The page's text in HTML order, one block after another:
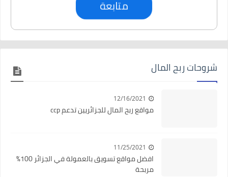
متابعة
شروحات ربح المال
12/16/2021
مواقع ربح المال للجزائريين تدعم ccp
11/25/2021
افضل مواقع تسويق بالعمولة في الجزائر 100%
مربحة